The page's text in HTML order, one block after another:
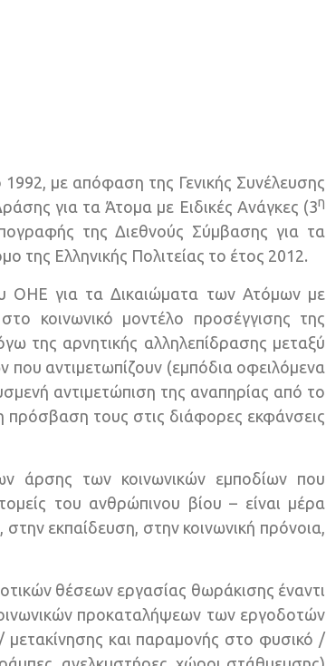
με απόφαση της Γενικής Συνέλευσης
για τα Άτομα με Ειδικές Ανάγκες (3η
της Διεθνούς Σύμβασης για τα
Ελληνικής Πολιτείας το έτος 2012.
ΟΗΕ για τα Δικαιώματα των Ατόμων με
κοινωνικό μοντέλο προσέγγισης της
της αρνητικής αλληλεπίδρασης μεταξύ
αντιμετωπίζουν (εμπόδια οφειλόμενα
αντιμετώπιση της αναπηρίας από το
πρόσβαση τους στις διάφορες εκφάνσεις
άρσης των κοινωνικών εμποδίων που
του ανθρώπινου βίου – είναι μέρα
εκπαίδευση, στην κοινωνική πρόνοια,
θέσεων εργασίας θωράκισης έναντι
προκαταλήψεων των εργοδοτών
και παραμονής στο φυσικό /